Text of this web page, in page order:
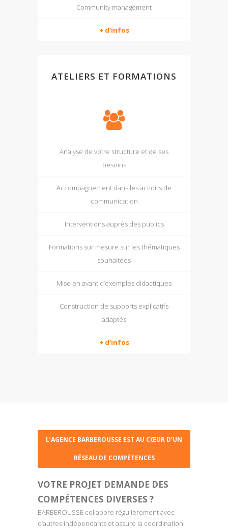
Community management
+ d’infos
ATELIERS ET FORMATIONS
Analyse de votre structure et de ses
besoins
Accompagnement dans les actions de
communication
Interventions auprès des publics
Formations sur mesure sur les thématiques
souhaitées
Mise en avant d’exemples didactiques
Construction de supports explicatifs
adaptés
+ d’infos
L’AGENCE BARBEROUSSE EST AU CŒUR D’UN
RÉSEAU DE COMPÉTENCES
VOTRE PROJET DEMANDE DES
COMPÉTENCES DIVERSES ?
BARBEROUSSE collabore régulièrement avec
d’autres indépendants et assure la coordination